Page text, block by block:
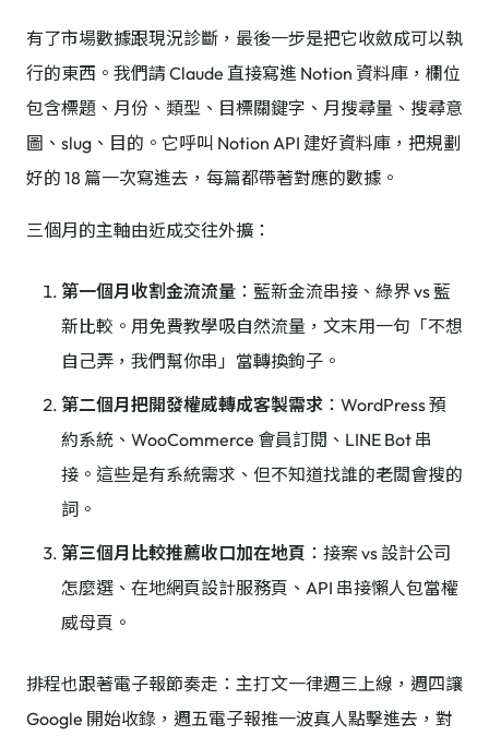
有了市場數據跟現況診斷，最後一步是把它收斂成可以執
行的東西。我們請 Claude 直接寫進 Notion 資料庫，欄位
包含標題、月份、類型、目標關鍵字、月搜尋量、搜尋意
圖、slug、目的。它呼叫 Notion API 建好資料庫，把規劃
好的 18 篇一次寫進去，每篇都帶著對應的數據。
三個月的主軸由近成交往外擴：
第一個月收割金流流量 ：藍新金流串接、綠界 vs 藍
新比較。用免費教學吸自然流量，文末用一句「不想
自己弄，我們幫你串」當轉換鉤子。
第二個月把開發權威轉成客製需求 ：WordPress 預
約系統、WooCommerce 會員訂閱、LINE Bot 串
接。這些是有系統需求、但不知道找誰的老闆會搜的
詞。
第三個月比較推薦收口加在地頁 ：接案 vs 設計公司
怎麼選、在地網頁設計服務頁、API 串接懶人包當權
威母頁。
排程也跟著電子報節奏走：主打文一律週三上線，週四讓
Google 開始收錄，週五電子報推一波真人點擊進去，對